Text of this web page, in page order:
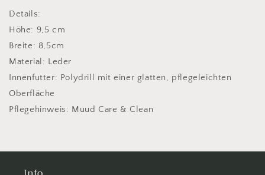
Details:
Höhe: 9,5 cm
Breite: 8,5cm
Material: Leder
Innenfutter: Polydrill mit einer glatten, pflegeleichten
Oberfläche
Pflegehinweis: Muud Care & Clean